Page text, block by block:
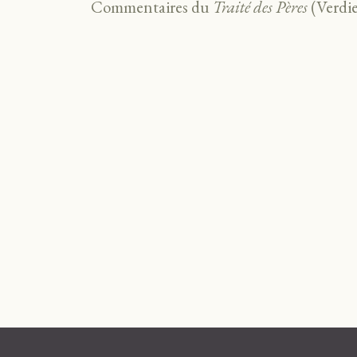
Commentaires du Traité des Pères